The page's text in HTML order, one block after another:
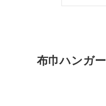
布巾ハンガー